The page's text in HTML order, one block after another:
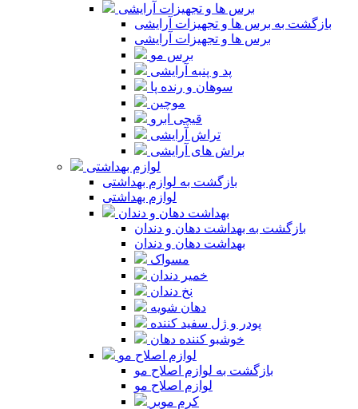
برس ها و تجهیزات آرایشی
بازگشت به برس ها و تجهیزات آرایشی
برس ها و تجهیزات آرایشی
برس مو
پد و پنبه آرایشی
سوهان و رنده پا
موچین
قیچی ابرو
تراش آرایشی
براش های آرایشی
لوازم بهداشتی
بازگشت به لوازم بهداشتی
لوازم بهداشتی
بهداشت دهان و دندان
بازگشت به بهداشت دهان و دندان
بهداشت دهان و دندان
مسواک
خمیر دندان
نخ دندان
دهان شویه
پودر و ژل سفید کننده
خوشبو کننده دهان
لوازم اصلاح مو
بازگشت به لوازم اصلاح مو
لوازم اصلاح مو
کرم موبر